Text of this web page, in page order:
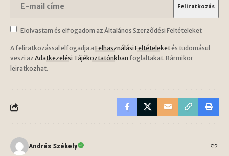
Elolvastam és elfogadom az Általános Szerződési Feltételeket
A feliratkozással elfogadja a Felhasználási Feltételeketés tudomásul
veszi az Adatkezelési Tájékoztatónkban foglaltakat. Bármikor
leiratkozhat.
András Székely